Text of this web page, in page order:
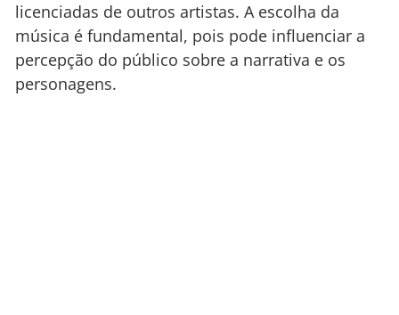
licenciadas de outros artistas. A escolha da
música é fundamental, pois pode influenciar a
percepção do público sobre a narrativa e os
personagens.